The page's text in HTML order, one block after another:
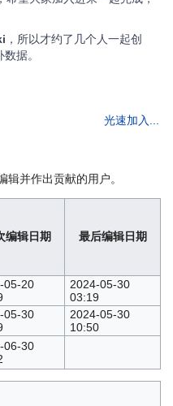
，所以才约了几个人一起创
据。
光速加入...
并作出贡献的用户。
编辑日期 最后编辑日期
05-20
2024-05-30
03:19
05-30
2024-05-30
10:50
06-30